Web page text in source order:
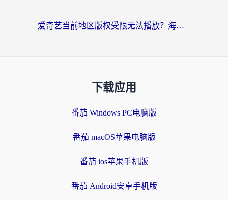
爱奇艺当前地区版权受限无法播放？海外党追剧看电影的终极解决方案来了
下载应用
番茄 Windows PC电脑版
番茄 macOS苹果电脑版
番茄 ios苹果手机版
番茄 Android安卓手机版